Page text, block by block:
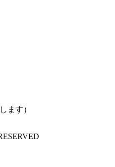
ます）